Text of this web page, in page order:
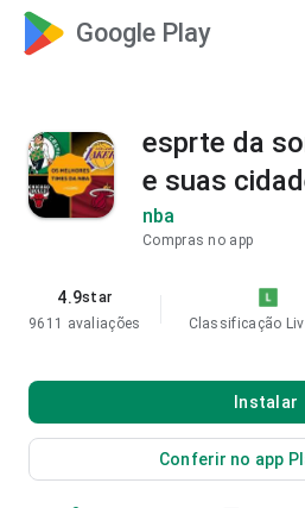
Google Play
esprte da
e suas
nba
Compras no app
4.9star
9611 avaliações
Classificação
Instalar
Conferir no app